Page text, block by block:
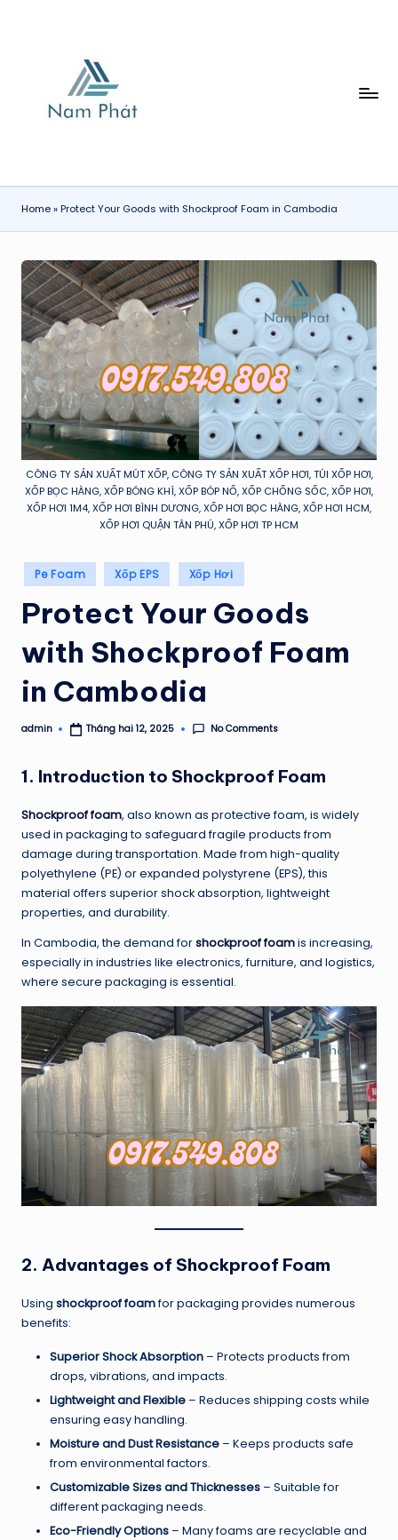
H
Ơ
I
N
A
M
P
H
Á
T
Home»Protect Your Goods with Shockproof Foam in Cambodia
CÔNG TY SẢN XUẤT MÚT XỐP, CÔNG TY SẢN XUẤT XỐP HƠI, TÚI XỐP HƠI,
XỐP BỌC HÀNG, XỐP BÓNG KHÍ, XỐP BÓP NỔ, XỐP CHỐNG SỐC, XỐP HƠI,
XỐP HƠI 1M4, XỐP HƠI BÌNH DƯƠNG, XỐP HƠI BỌC HÀNG, XỐP HƠI HCM,
XỐP HƠI QUẬN TÂN PHÚ, XỐP HƠI TP HCM
Posted
in
Pe Foam Xốp EPS Xốp Hơi
Protect Your Goods
with Shockproof Foam
in Cambodia
Posted
admin Tháng hai 12, 2025 No Comments
1. Introduction to Shockproof Foam
Shockproof foam, also known as protective foam, is widely
used in packaging to safeguard fragile products from
damage during transportation. Made from high-quality
polyethylene (PE) or expanded polystyrene (EPS), this
material offers superior shock absorption, lightweight
properties, and durability.
In Cambodia, the demand forshockproof foamis increasing,
especially in industries like electronics, furniture, and logistics,
where secure packaging is essential.
2. Advantages of Shockproof Foam
Using shockproof foamfor packaging provides numerous
benefits:
Superior Shock Absorption – Protects products from
drops, vibrations, and impacts.
Lightweight and Flexible – Reduces shipping costs while
ensuring easy handling.
Moisture and Dust Resistance – Keeps products safe
from environmental factors.
Customizable Sizes and Thicknesses – Suitable for
different packaging needs.
Eco-Friendly Options – Many foams are recyclable and